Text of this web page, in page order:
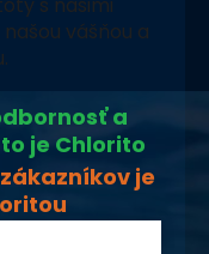
s našimi
vášňou a
a
je Chlorito
je